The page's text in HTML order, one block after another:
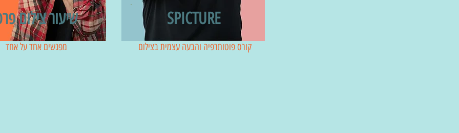
מפגשים אחד על אחד
שיעור צילום
קורס פוטותרפיה והבעה עצמית בצילום
SPICTURE